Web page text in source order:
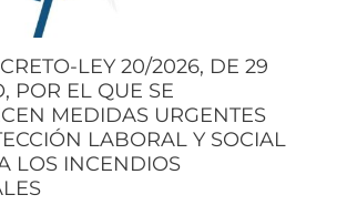
LEY 20/2026, DE 29
POR EL QUE SE
MEDIDAS URGENTES
LABORAL Y SOCIAL
LOS INCENDIOS